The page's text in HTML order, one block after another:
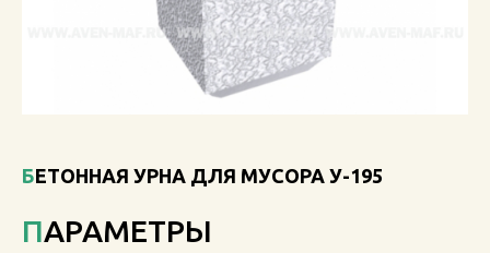
О КОМПАНИИ
БЕТОННАЯ УРНА ДЛЯ МУСОРА У-195
ПАРАМЕТРЫ